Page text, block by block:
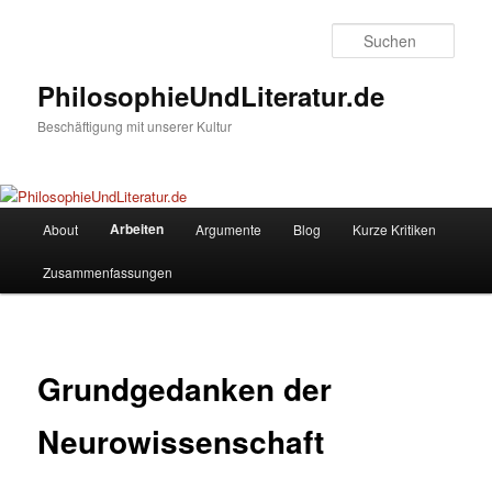
PhilosophieUndLiteratur.de
Beschäftigung mit unserer Kultur
About Arbeiten Argumente Blog Kurze Kritiken
Zusammenfassungen
Grundgedanken der
Neurowissenschaft